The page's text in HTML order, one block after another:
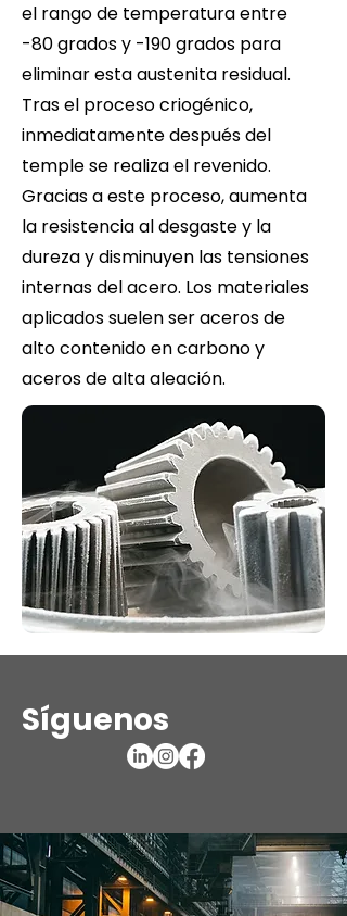
el rango de temperatura entre
-80 grados y -190 grados para
eliminar esta austenita residual.
Tras el proceso criogénico,
inmediatamente después del
temple se realiza el revenido.
Gracias a este proceso, aumenta
la resistencia al desgaste y la
dureza y disminuyen las tensiones
internas del acero. Los materiales
aplicados suelen ser aceros de
alto contenido en carbono y
aceros de alta aleación.
Síguenos